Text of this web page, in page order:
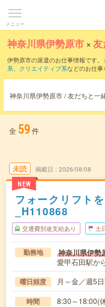
メニュー
神奈川県伊勢原市 ×友
伊勢原市の派遣のお仕事情報です。
系、 クリエイティブ系などのお仕
神奈川県伊勢原市 / 友だちと一
全 59件
未読
NEW
掲載日 2026/08/08
フォークリフト
_H110868
交通費別途支給あり 土
勤務地 神奈川県伊勢
愛甲石田駅か
曜日頻度 月～金／週5
時間 8:30～18:00(